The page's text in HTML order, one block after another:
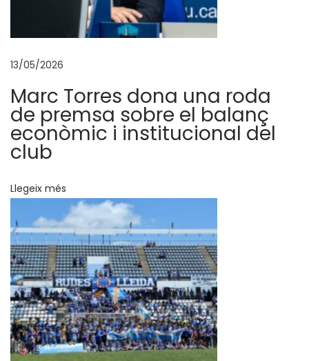
s
d
C
o
c
a
C
l
a
,
e
n
e
n
13/05/2026
Marc Torres dona una roda
de premsa sobre el balanç
econòmic i institucional del
club
Llegeix més